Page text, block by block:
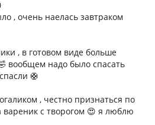
, очень наелась завтраком
, в готовом виде больше
вообщем надо было спасать
🛟
, честно признаться по
вареник с творогом 😍 я люблю